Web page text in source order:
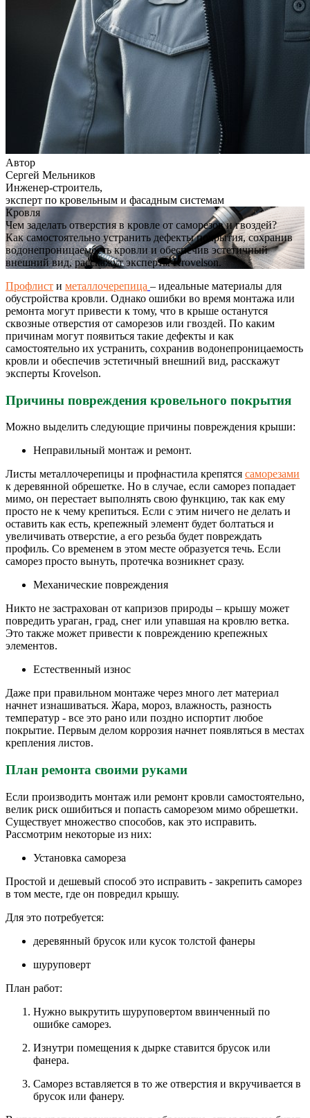
Автор
Сергей Мельников
Инженер-строитель,
эксперт по кровельным и фасадным системам
Кровля
Чем заделать отверстия в кровле от саморезов и гвоздей?
Как самостоятельно устранить дефекты покрытия, сохранив
водонепроницаемость кровли и обеспечив эстетичный
внешний вид, расскажут эксперты Krovelson.
Профлист и металлочерепица – идеальные материалы для
обустройства кровли. Однако ошибки во время монтажа или
ремонта могут привести к тому, что в крыше останутся
сквозные отверстия от саморезов или гвоздей. По каким
причинам могут появиться такие дефекты и как
самостоятельно их устранить, сохранив водонепроницаемость
кровли и обеспечив эстетичный внешний вид, расскажут
эксперты Krovelson.
Причины повреждения кровельного покрытия
Можно выделить следующие причины повреждения крыши:
Неправильный монтаж и ремонт.
Листы металлочерепицы и профнастила крепятся саморезами
к деревянной обрешетке. Но в случае, если саморез попадает
мимо, он перестает выполнять свою функцию, так как ему
просто не к чему крепиться. Если с этим ничего не делать и
оставить как есть, крепежный элемент будет болтаться и
увеличивать отверстие, а его резьба будет повреждать
профиль. Со временем в этом месте образуется течь. Если
саморез просто вынуть, протечка возникнет сразу.
Механические повреждения
Никто не застрахован от капризов природы – крышу может
повредить ураган, град, снег или упавшая на кровлю ветка.
Это также может привести к повреждению крепежных
элементов.
Естественный износ
Даже при правильном монтаже через много лет материал
начнет изнашиваться. Жара, мороз, влажность, разность
температур - все это рано или поздно испортит любое
покрытие. Первым делом коррозия начнет появляться в местах
крепления листов.
План ремонта своими руками
Если производить монтаж или ремонт кровли самостоятельно,
велик риск ошибиться и попасть саморезом мимо обрешетки.
Существует множество способов, как это исправить.
Рассмотрим некоторые из них:
Установка самореза
Простой и дешевый способ это исправить - закрепить саморез
в том месте, где он повредил крышу.
Для это потребуется:
деревянный брусок или кусок толстой фанеры
шуруповерт
План работ:
Нужно выкрутить шуруповертом ввинченный по
ошибке саморез.
Изнутри помещения к дырке ставится брусок или
фанера.
Саморез вставляется в то же отверстия и вкручивается в
брусок или фанеру.